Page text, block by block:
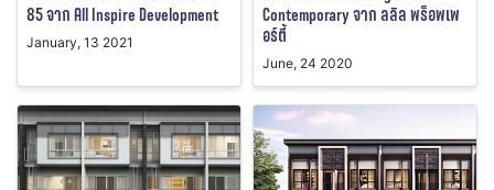
85 จาก All Inspire Development
January, 13 2021
Contemporary จาก ลลิล พร็อพเพ
อร์ตี้
June, 24 2020